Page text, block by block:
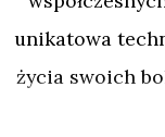
unikatowa
życia swoich